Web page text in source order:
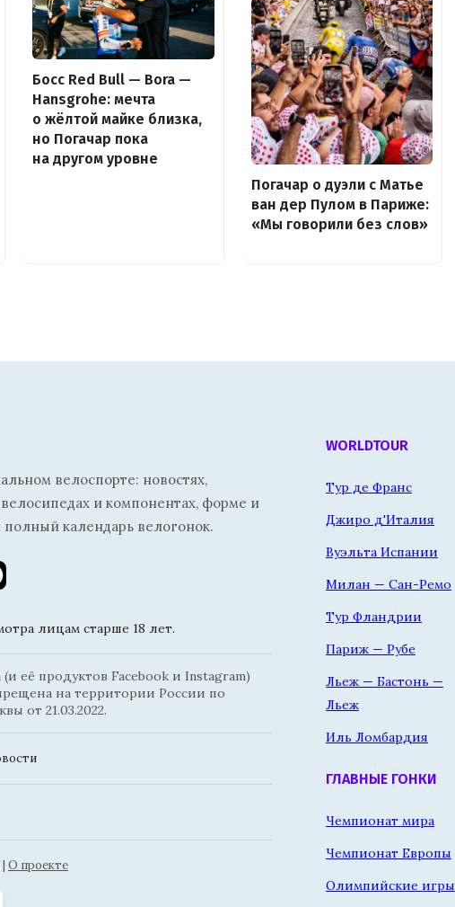
Босс Red Bull — Bora —
Hansgrohe: мечта
о жёлтой майке близка,
но Погачар пока
на другом уровне
Погачар о дуэли с Матье
ван дер Пулом в Париже:
«Мы говорили без слов»
велоспорте: новостях,
и компонентах, форме и
календарь велогонок.
лицам старше 18 лет.
её продуктов Facebook и Instagram)
на территории России по
от 21.03.2022.
О проекте
WORLDTOUR
Тур де Франс
Джиро д'Италия
Вуэльта Испании
Милан — Сан-Ремо
Тур Фландрии
Париж — Рубе
Льеж — Бастонь —
Льеж
Иль Ломбардия
ГЛАВНЫЕ ГОНКИ
Чемпионат мира
Чемпионат Европы
Олимпийские игры